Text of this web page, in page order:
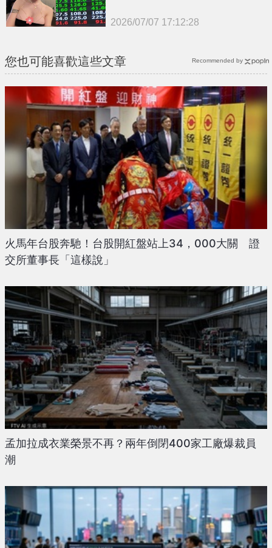
2026/07/07 17:12:28
您也可能喜歡這些文章
火馬年台股奔馳！台股開紅盤站上34，000大關 證
交所董事長「這樣說」
孟加拉成衣業榮景不再？兩年倒閉400家工廠爆裁員
潮
Recommended by